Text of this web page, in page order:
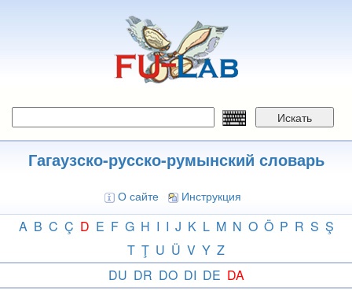
Искать
Гагаузско-русско-румынский словарь
О сайте Инструкция
A B C Ç D E F G H I I J K L M N O Ö P R S Ş
T Ţ U Ü V Y Z
DU DR DO DI DE DA